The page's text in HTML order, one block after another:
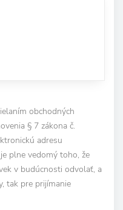
obchodných
§ 7 zákona č.
adresu
plne vedomý toho, že
v budúcnosti odvolať, a
tak pre prijímanie